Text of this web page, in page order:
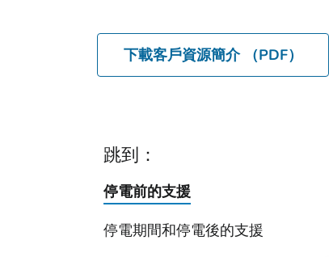
下載客戶資源簡介 （PDF）
跳到：
停電前的支援
停電期間和停電後的支援